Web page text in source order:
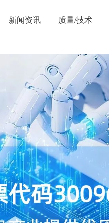
新闻资讯 质量/技术